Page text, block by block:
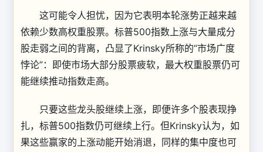
这可能令人担忧，因为它表明本轮涨势正越来越
依赖少数高权重股票。标普500指数上涨与大量成分
股走弱之间的背离，凸显了Krinsky所称的“市场广度
悖论”：即使市场大部分股票疲软，最大权重股票仍可
能继续推动指数走高。
只要这些龙头股继续上涨，即便许多个股表现挣
扎，标普500指数仍可继续上行。但Krinsky认为，如
果这些赢家的上涨动能开始消退，同样的集中度也可